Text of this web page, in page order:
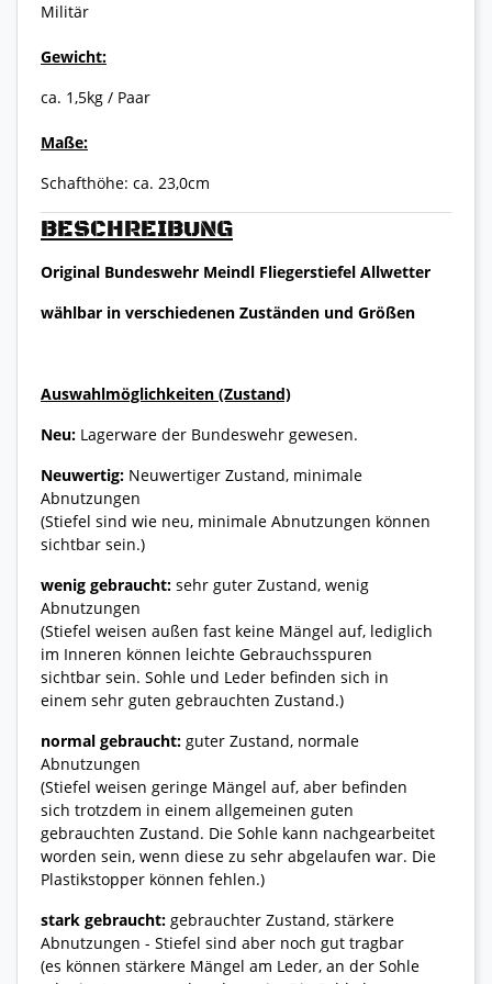
BESCHREIBUNG
Original Bundeswehr Meindl Fliegerstiefel Allwetter
wählbar in verschiedenen Zuständen und Größen
Auswahlmöglichkeiten (Zustand)
Neu: Lagerware der Bundeswehr gewesen.
Neuwertig: Neuwertiger Zustand, minimale
Abnutzungen
(Stiefel sind wie neu, minimale Abnutzungen können
sichtbar sein.)
wenig gebraucht: sehr guter Zustand, wenig
Abnutzungen
(Stiefel weisen außen fast keine Mängel auf, lediglich
im Inneren können leichte Gebrauchsspuren
sichtbar sein. Sohle und Leder befinden sich in
einem sehr guten gebrauchten Zustand.)
normal gebraucht: guter Zustand, normale
Abnutzungen
(Stiefel weisen geringe Mängel auf, aber befinden
sich trotzdem in einem allgemeinen guten
gebrauchten Zustand. Die Sohle kann nachgearbeitet
worden sein, wenn diese zu sehr abgelaufen war. Die
Plastikstopper können fehlen.)
stark gebraucht: gebrauchter Zustand, stärkere
Abnutzungen - Stiefel sind aber noch gut tragbar
(es können stärkere Mängel am Leder, an der Sohle
Militär
Gewicht:
ca. 1,5kg / Paar
Maße:
Schafthöhe: ca. 23,0cm